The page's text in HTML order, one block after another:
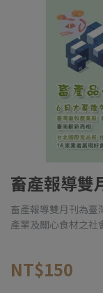
畜產報導雙
畜產報導雙月刊為臺
產業及關心食材之社
NT$150